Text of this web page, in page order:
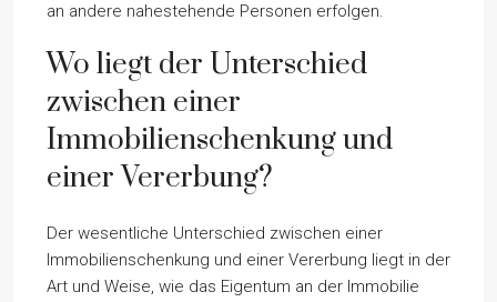
an andere nahestehende Personen erfolgen.
Wo liegt der Unterschied
zwischen einer
Immobilienschenkung und
einer Vererbung?
Der wesentliche Unterschied zwischen einer
Immobilienschenkung und einer Vererbung liegt in der
Art und Weise, wie das Eigentum an der Immobilie